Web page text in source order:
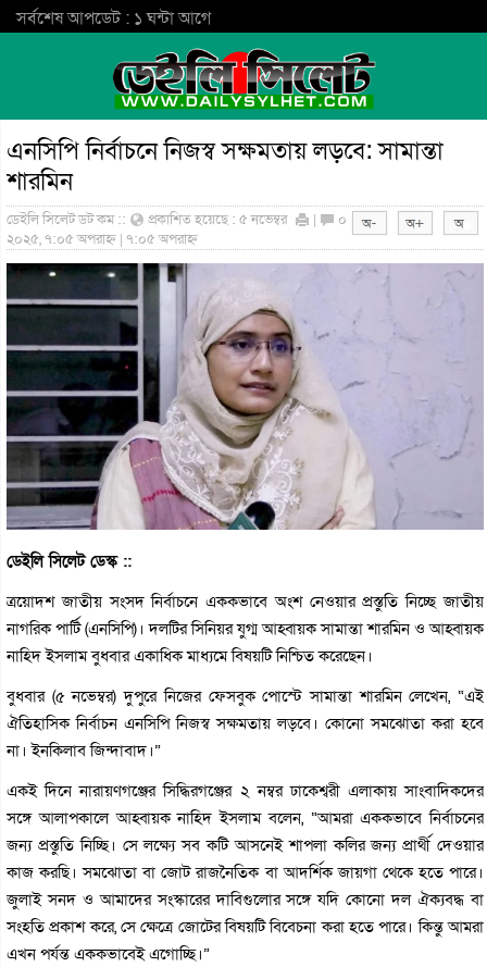
সর্বশেষ আপডেট : ১ ঘন্টা আগে
এনসিপি নির্বাচনে নিজস্ব সক্ষমতায় লড়বে: সামান্তা
শারমিন
ডেইলি সিলেট ডট কম ::
প্রকাশিত হয়েছে : ৫ নভেম্বর
২০২৫, ৭:০৫ অপরাহ্ন | ৭:০৫ অপরাহ্ন
| ০
ডেইলি সিলেট ডেস্ক ::
ত্রয়োদশ জাতীয় সংসদ নির্বাচনে এককভাবে অংশ নেওয়ার প্রস্তুতি নিচ্ছে জাতীয়
নাগরিক পার্টি (এনসিপি)। দলটির সিনিয়র যুগ্ম আহ্বায়ক সামান্তা শারমিন ও আহ্বায়ক
নাহিদ ইসলাম বুধবার একাধিক মাধ্যমে বিষয়টি নিশ্চিত করেছেন।
বুধবার (৫ নভেম্বর) দুপুরে নিজের ফেসবুক পোস্টে সামান্তা শারমিন লেখেন, “এই
ঐতিহাসিক নির্বাচন এনসিপি নিজস্ব সক্ষমতায় লড়বে। কোনো সমঝোতা করা হবে
না। ইনকিলাব জিন্দাবাদ।”
একই দিনে নারায়ণগঞ্জের সিদ্ধিরগঞ্জের ২ নম্বর ঢাকেশ্বরী এলাকায় সাংবাদিকদের
সঙ্গে আলাপকালে আহ্বায়ক নাহিদ ইসলাম বলেন, “আমরা এককভাবে নির্বাচনের
জন্য প্রস্তুতি নিচ্ছি। সে লক্ষ্যে সব কটি আসনেই শাপলা কলির জন্য প্রার্থী দেওয়ার
কাজ করছি। সমঝোতা বা জোট রাজনৈতিক বা আদর্শিক জায়গা থেকে হতে পারে।
জুলাই সনদ ও আমাদের সংস্কারের দাবিগুলোর সঙ্গে যদি কোনো দল ঐক্যবদ্ধ বা
সংহতি প্রকাশ করে, সে ক্ষেত্রে জোটের বিষয়টি বিবেচনা করা হতে পারে। কিন্তু আমরা
এখন পর্যন্ত এককভাবেই এগোচ্ছি।”